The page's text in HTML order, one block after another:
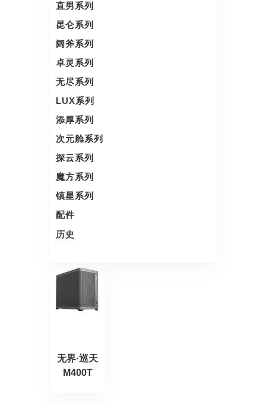
直男系列
昆仑系列
阔斧系列
卓灵系列
无尽系列
LUX系列
添厚系列
次元舱系列
探云系列
魔方系列
镇星系列
配件
历史
无界·巡天
M400T